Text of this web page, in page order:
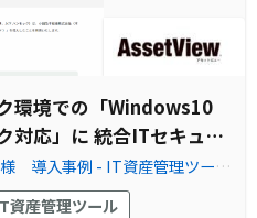
環境での「Windows10
対応」に 統合ITセキュリ
」を採用
導入事例 - IT資産管理ツー
』
資産管理ツール